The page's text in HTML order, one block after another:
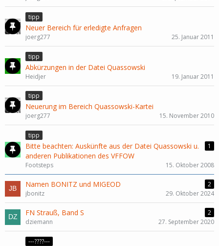
tipp
Neuer Bereich für erledigte Anfragen
joerg277 25. Januar 2011
tipp
Abkürzungen in der Datei Quassowski
Heidjer 19. Januar 2011
tipp
Neuerung im Bereich Quassowski-Kartei
joerg277 15. November 2010
tipp
Bitte beachten: Auskünfte aus der Datei Quassowski u.
anderen Publikationen des VFFOW
1
Footsteps 15. Oktober 2008
Namen BONITZ und MIGEOD
2
jbonitz
29. Oktober 2024
FN Strauß, Band S
2
dziemann
27. September 2020
---????---